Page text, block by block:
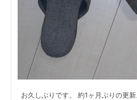
お久しぶりです。 約1ヶ月ぶりの更